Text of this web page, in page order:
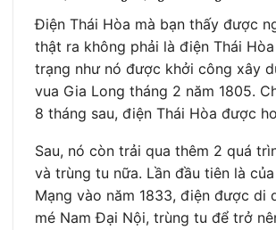
Điện Thái Hòa mà bạn thấy được
thật ra không phải là điện Thái
trạng như nó được khởi công xây
vua Gia Long tháng 2 năm 1805.
8 tháng sau, điện Thái Hòa được
Sau, nó còn trải qua thêm 2 quá
và trùng tu nữa. Lần đầu tiên là
Mạng vào năm 1833, điện được di
mé Nam Đại Nội, trùng tu để trở